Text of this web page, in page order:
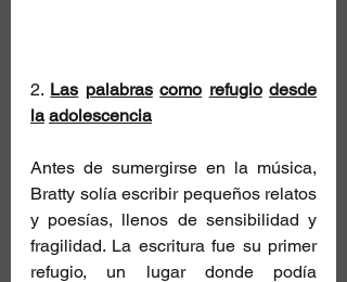
2. Las palabras como refugio desde
la adolescencia
Antes de sumergirse en la música,
Bratty solía escribir pequeños relatos
y poesías, llenos de sensibilidad y
fragilidad. La escritura fue su primer
refugio, un lugar donde podía